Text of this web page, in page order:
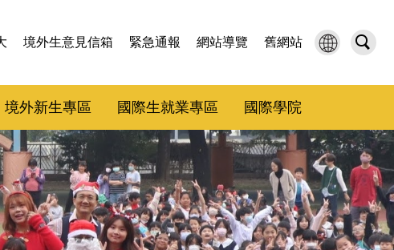
境外生意見信箱 緊急通報 網站導覽 舊網站
境外新生專區 國際生就業專區 國際學院